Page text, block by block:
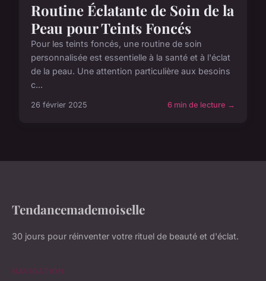
Routine Éclatante de Soin de la
Peau pour Teints Foncés
Pour les teints foncés, une routine de soin
personnalisée est essentielle à la santé et à l'éclat
de la peau. Une attention particulière aux besoins
c...
26 février 2025 6 min de lecture →
Tendancemademoiselle
30 jours pour réinventer votre rituel de beauté et d'éclat.
NAVIGATION